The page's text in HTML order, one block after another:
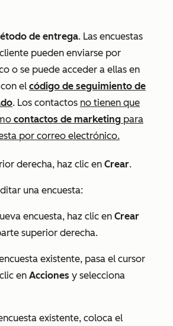
de entrega. Las encuestas
pueden enviarse por
o se puede acceder a ellas en
el código de seguimiento de
. Los contactos no tienen que
contactos de marketing para
por correo electrónico.
derecha, haz clic en Crear.
una encuesta:
encuesta, haz clic en Crear
superior derecha.
existente, pasa el cursor
en Acciones y selecciona
existente, coloca el